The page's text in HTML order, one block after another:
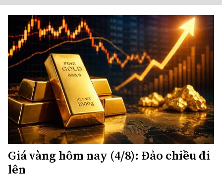
Giá vàng hôm nay (4/8): Đảo chiều đi
lên